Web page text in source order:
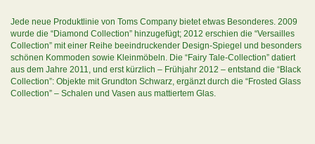
Jede neue Produktlinie von Toms Company bietet etwas Besonderes. 2009
wurde die “Diamond Collection” hinzugefügt; 2012 erschien die “Versailles
Collection” mit einer Reihe beeindruckender Design-Spiegel und besonders
schönen Kommoden sowie Kleinmöbeln. Die “Fairy Tale-Collection” datiert
aus dem Jahre 2011, und erst kürzlich – Frühjahr 2012 – entstand die “Black
Collection”: Objekte mit Grundton Schwarz, ergänzt durch die “Frosted Glass
Collection” – Schalen und Vasen aus mattiertem Glas.